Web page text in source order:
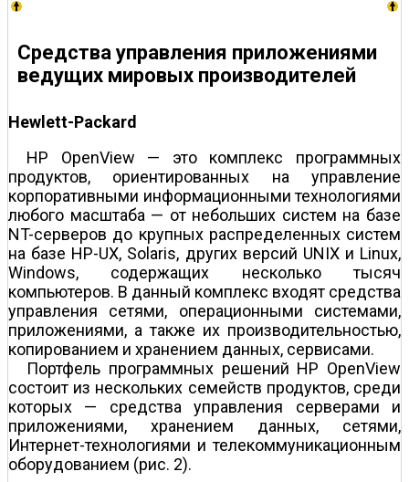
Средства управления приложениями
ведущих мировых производителей
Hewlett-Packard
HP OpenView — это комплекс программных
продуктов, ориентированных на управление
корпоративными информационными технологиями
любого масштаба — от небольших систем на базе
NT-серверов до крупных распределенных систем
на базе HP-UX, Solaris, других версий UNIX и Linux,
Windows, содержащих несколько тысяч
компьютеров. В данный комплекс входят средства
управления сетями, операционными системами,
приложениями, а также их производительностью,
копированием и хранением данных, сервисами.
Портфель программных решений HP OpenView
состоит из нескольких семейств продуктов, среди
которых — средства управления серверами и
приложениями, хранением данных, сетями,
Интернет-технологиями и телекоммуникационным
оборудованием (рис. 2).